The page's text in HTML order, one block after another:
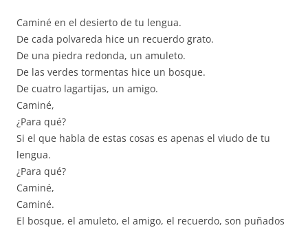
Caminé en el desierto de tu lengua.
De cada polvareda hice un recuerdo grato.
De una piedra redonda, un amuleto.
De las verdes tormentas hice un bosque.
De cuatro lagartijas, un amigo.
Caminé,
¿Para qué?
Si el que habla de estas cosas es apenas el viudo de tu
lengua.
¿Para qué?
Caminé,
Caminé.
El bosque, el amuleto, el amigo, el recuerdo, son puñados